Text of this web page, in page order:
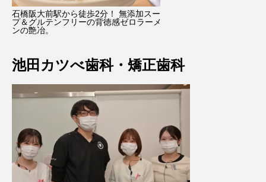
石橋阪大前駅から徒歩2分！ 無添加スー
プ＆グルテンフリーの背徳感ゼロラーメ
ンの艶冶。
池田カツべ歯科・矯正歯科